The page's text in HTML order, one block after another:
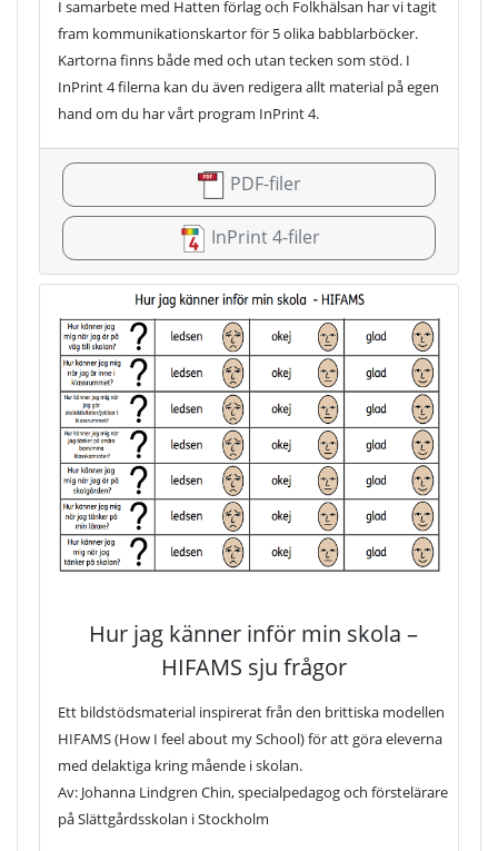
I samarbete med Hatten förlag och Folkhälsan har vi tagit
fram kommunikationskartor för 5 olika babblarböcker.
Kartorna finns både med och utan tecken som stöd. I
InPrint 4 filerna kan du även redigera allt material på egen
hand om du har vårt program InPrint 4.
PDF-filer
InPrint 4-filer
Hur jag känner inför min skola –
HIFAMS sju frågor
Ett bildstödsmaterial inspirerat från den brittiska modellen
HIFAMS (How I feel about my School) för att göra eleverna
med delaktiga kring mående i skolan.
Av: Johanna Lindgren Chin, specialpedagog och förstelärare
på Slättgårdsskolan i Stockholm